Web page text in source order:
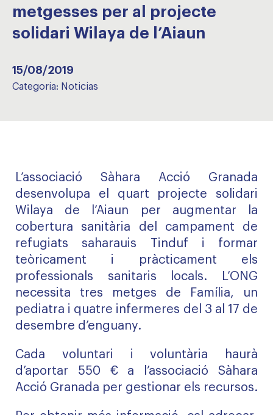
metgesses per al projecte
solidari Wilaya de l’Aiaun
15/08/2019
Categoria: Noticias
L’associació Sàhara Acció Granada
desenvolupa el quart projecte solidari
Wilaya de l’Aiaun per augmentar la
cobertura sanitària del campament de
refugiats saharauis Tinduf i formar
teòricament i pràcticament els
professionals sanitaris locals. L’ONG
necessita tres metges de Família, un
pediatra i quatre infermeres del 3 al 17 de
desembre d’enguany.
Cada voluntari i voluntària haurà
d’aportar 550 € a l’associació Sàhara
Acció Granada per gestionar els recursos.